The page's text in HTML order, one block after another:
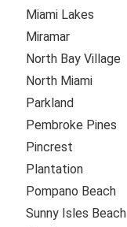
Miami Lakes
Miramar
North Bay Village
North Miami
Parkland
Pembroke Pines
Pincrest
Plantation
Pompano Beach
Sunny Isles Beach